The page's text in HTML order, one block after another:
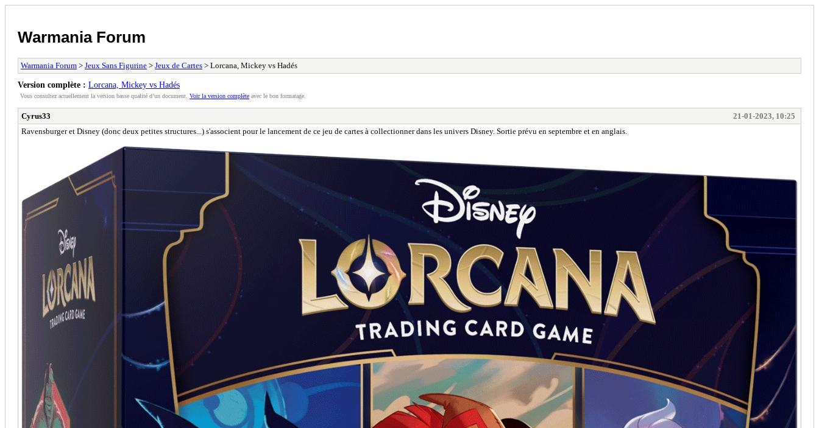
Warmania Forum
Warmania Forum > Jeux Sans Figurine > Jeux de Cartes > Lorcana, Mickey vs Hadés
Version complète : Lorcana, Mickey vs Hadés
Vous consultez actuellement la version basse qualité d’un document. Voir la version complète avec le bon formatage.
Cyrus33
21-01-2023, 10:25
Ravensburger et Disney (donc deux petites structures...) s'associent pour le lancement de ce jeu de cartes à collectionner dans les univers Disney. Sortie prévu en septembre et en anglais.